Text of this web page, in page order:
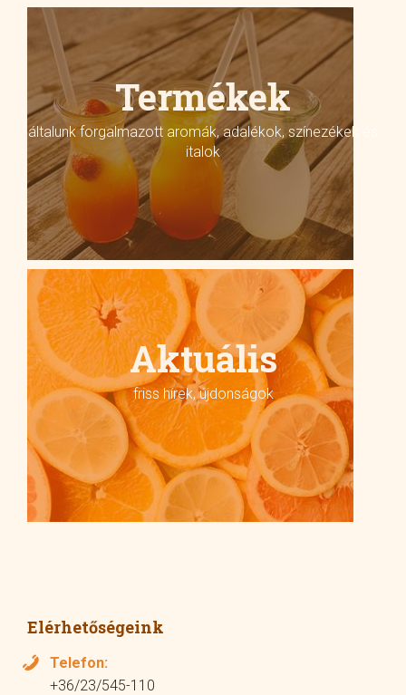
Termékek
általunk forgalmazott aromák, adalékok, színezékek és
italok
Aktuális
friss hírek, újdonságok
Elérhetőségeink
Telefon:
+36/23/545-110